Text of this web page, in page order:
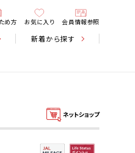
め方 お気に入り 会員情報参照
新着から探す
ネットショップ